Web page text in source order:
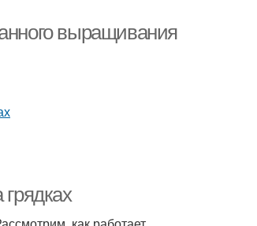
выращивания